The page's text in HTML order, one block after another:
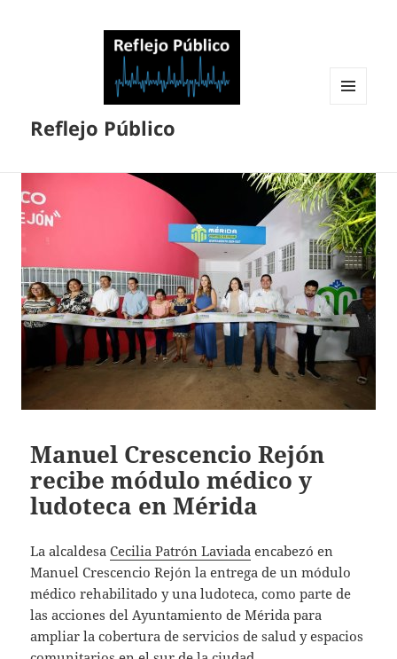
Reflejo Público
Manuel Crescencio Rejón
recibe módulo médico y
ludoteca en Mérida
La alcaldesaCecilia Patrón Laviada encabezó en
Manuel Crescencio Rejón la entrega de un módulo
médico rehabilitado y una ludoteca, como parte de
las acciones del Ayuntamiento de Mérida para
ampliar la cobertura de servicios de salud y espacios